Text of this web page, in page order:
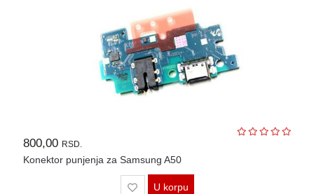
800,00 RSD.
Konektor punjenja za Samsung A50
U korpu